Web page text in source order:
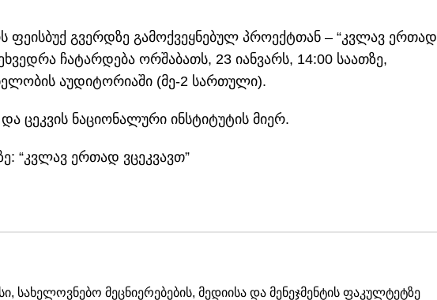
ფეისბუქ გვერდზე გამოქვეყნებულ პროექტთან – “კვლავ ერთად
ჩატარდება ორშაბათს, 23 იანვარს, 14:00 საათზე,
აუდიტორიაში (მე-2 სართული).
ცეკვის ნაციონალური ინსტიტუტის მიერ.
“კვლავ ერთად ვცეკვავთ”
სახელოვნებო მეცნიერებების, მედიისა და მენეჯმენტის ფაკულტეტზე